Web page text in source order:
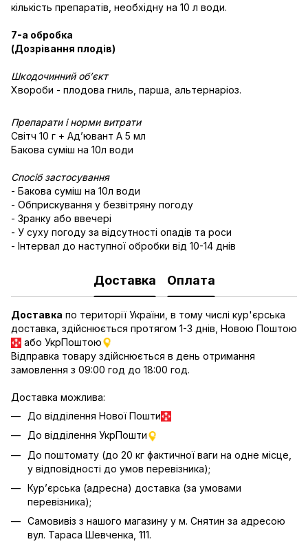
кількість препаратів, необхідну на 10 л води.
7-а обробка
(Дозрівання плодів)
Шкодочинний об’єкт
Хвороби - плодова гниль, парша, альтернаріоз.
Препарати і норми витрати
Світч 10 г + Адʼювант А 5 мл
Бакова суміш на 10л води
Спосіб застосування
- Бакова суміш на 10л води
- Обприскування у безвітряну погоду
- Зранку або ввечері
- У суху погоду за відсутності опадів та роси
- Інтервал до наступної обробки від 10-14 днів
Доставка Оплата
Доставка по території України, в тому числі кур'єрська
доставка, здійснюється протягом 1-3 днів, Новою Поштою
або УкрПоштою
Відправка товару здійснюється в день отримання
замовлення з 09:00 год до 18:00 год.
Доставка можлива:
До відділення Нової Пошти
До відділення УкрПошти
До поштомату (до 20 кг фактичної ваги на одне місце,
у відповідності до умов перевізника);
Кур’єрська (адресна) доставка (за умовами
перевізника);
Самовивіз з нашого магазину у м. Снятин за адресою
вул. Тараса Шевченка, 111.